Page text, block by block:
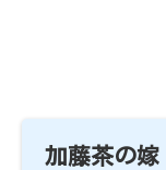
加藤茶の